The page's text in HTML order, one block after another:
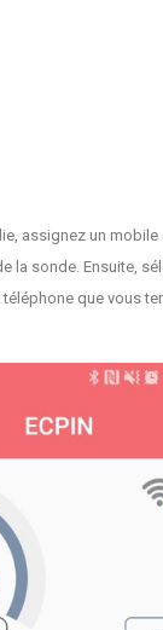
assignez un
la sonde. Ensuite,
que vous